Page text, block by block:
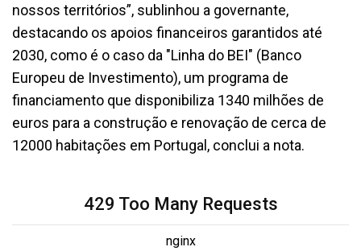
nossos territórios”, sublinhou a governante,
destacando os apoios financeiros garantidos até
2030, como é o caso da "Linha do BEI" (Banco
Europeu de Investimento), um programa de
financiamento que disponibiliza 1340 milhões de
euros para a construção e renovação de cerca de
12000 habitações em Portugal, conclui a nota.
429 Too Many Requests
nginx